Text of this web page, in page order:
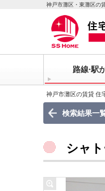
神戸市灘区・東灘区の
路線·駅
神戸市灘区の賃貸 住
検索結果一
シャ